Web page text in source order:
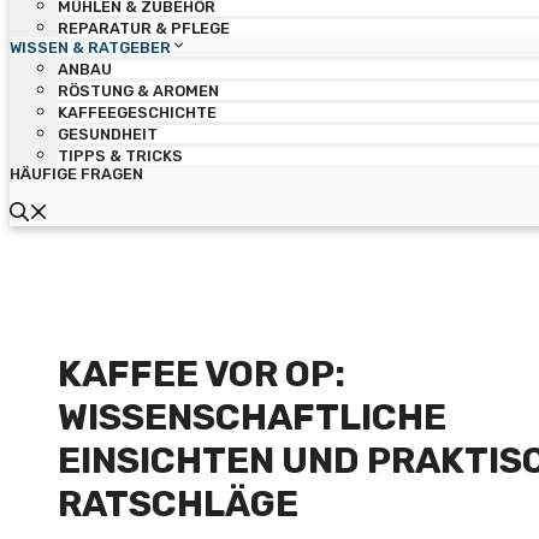
MÜHLEN & ZUBEHÖR
REPARATUR & PFLEGE
WISSEN & RATGEBER
ANBAU
RÖSTUNG & AROMEN
KAFFEEGESCHICHTE
GESUNDHEIT
TIPPS & TRICKS
HÄUFIGE FRAGEN
KAFFEE VOR OP:
WISSENSCHAFTLICHE
EINSICHTEN UND
RATSCHLÄGE